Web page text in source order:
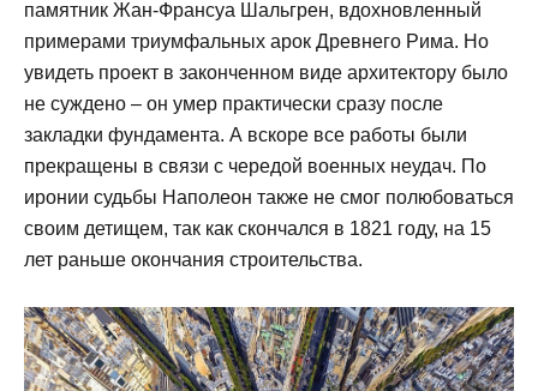
памятник Жан-Франсуа Шальгрен, вдохновленный
примерами триумфальных арок Древнего Рима. Но
увидеть проект в законченном виде архитектору было
не суждено – он умер практически сразу после
закладки фундамента. А вскоре все работы были
прекращены в связи с чередой военных неудач. По
иронии судьбы Наполеон также не смог полюбоваться
своим детищем, так как скончался в 1821 году, на 15
лет раньше окончания строительства.